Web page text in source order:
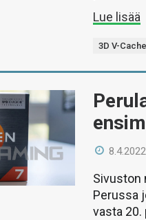
Lue lisää
3D V-Cache
Sivuston
Perussa
vasta 20.